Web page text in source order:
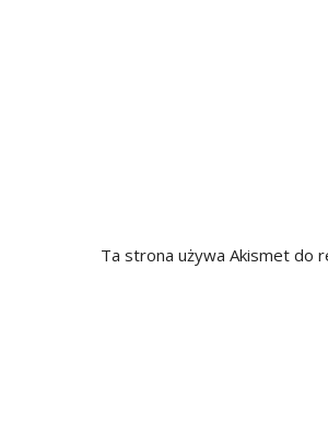
Ta strona używa Akismet do